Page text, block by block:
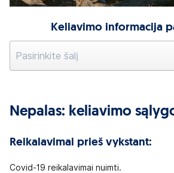
Keliavimo informacija
Nepalas: keliavimo
Reikalavimai prieš vykstant:
Covid-19 reikalavimai nuimti.